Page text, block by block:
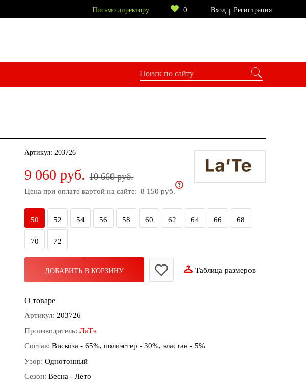
Письмо директору 0 Вход Регистрация
Артикул: 203726
9 060 руб. 10 660 руб.
Цена при оплате картой на сайте: 8 150 руб.
50 52 54 56 58 60 62 64 66 68
70 72
ДОБАВИТЬ В КОРЗИНУ Таблица размеров
О товаре
Артикул: 203726
Производитель: ЛаТэ
Состав: Вискоза - 65%, полиэстер - 30%, эластан - 5%
Узор: Однотонный
Сезон: Весна - Лето